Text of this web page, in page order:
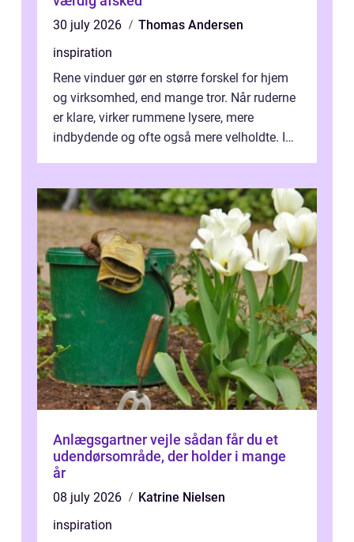
30 july 2026
Thomas Andersen
inspiration
Rene vinduer gør en større forskel for hjem
og virksomhed, end mange tror. Når ruderne
er klare, virker rummene lysere, mere
indbydende og ofte også mere velholdte. I
Anlægsgartner vejle sådan får du et
udendørsområde, der holder i mange
år
08 july 2026
Katrine Nielsen
inspiration